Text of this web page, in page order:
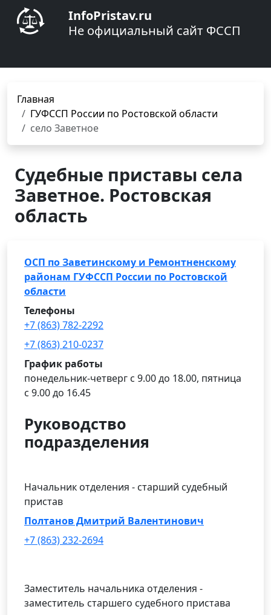
InfoPristav.ru
Не официальный сайт ФССП
Главная
ГУФССП России по Ростовской области
село Заветное
Судебные приставы села
Заветное. Ростовская
область
ОСП по Заветинскому и Ремонтненскому
районам ГУФССП России по Ростовской
области
Телефоны
+7 (863) 782-2292
+7 (863) 210-0237
График работы
понедельник-четверг с 9.00 до 18.00, пятница
с 9.00 до 16.45
Руководство
подразделения
Начальник отделения - старший судебный
пристав
Полтанов Дмитрий Валентинович
+7 (863) 232-2694
Заместитель начальника отделения -
заместитель старшего судебного пристава